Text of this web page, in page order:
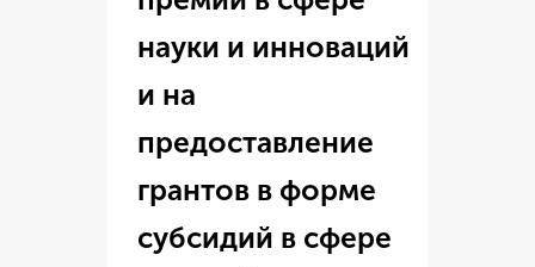
науки и инноваций
и на
предоставление
грантов в форме
субсидий в сфере